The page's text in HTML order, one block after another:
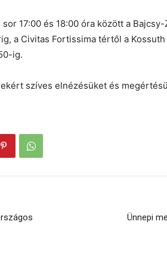
17:00 és 18:00 óra között a
a Civitas Fortissima tértől a
ig.
szíves elnézésüket és
Ünnepi